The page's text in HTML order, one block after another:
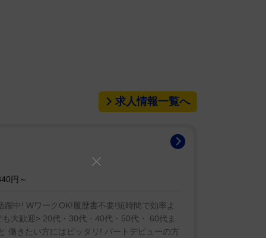
求人情報一覧へ
円～
中! WワークOK!履歴書不要!短時間で効率よ
大歓迎> 20代・30代・40代・50代・ 60代ま
働きたい方にはピッタリ! パートデビューの方